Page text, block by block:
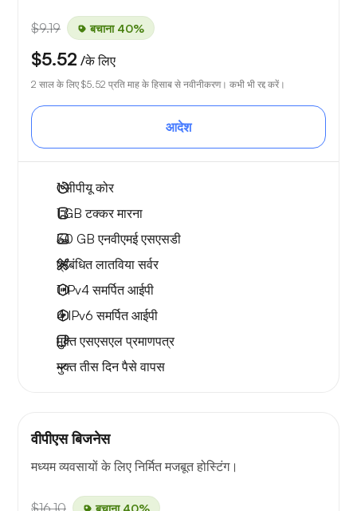
$9.19 बचाना 40%
$5.52 /के लिए
2 साल के लिए $5.52 प्रति माह के हिसाब से नवीनीकरण। कभी भी रद्द करें।
आदेश
1सीपीयू कोर
1 GB टक्कर मारना
30 GB एनवीएमई एसएसडी
प्रबंधित लातविया सर्वर
1 IPv4समर्पित आईपी
4 IPv6समर्पित आईपी
मुक्तएसएसएल प्रमाणपत्र
मुक्ततीस दिनपैसे वापस
वीपीएस बिजनेस
मध्यम व्यवसायों के लिए निर्मित मजबूत होस्टिंग।
$16.10 बचाना 40%